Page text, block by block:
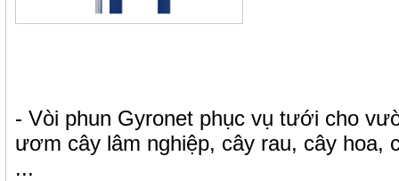
- Vòi phun Gyronet phục vụ tưới cho
ươm cây lâm nghiệp, cây rau, cây hoa,
...